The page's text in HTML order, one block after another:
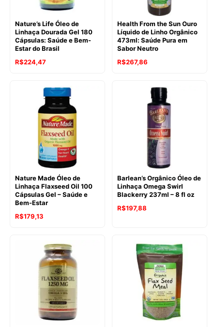
Nature’s Life Óleo de
Linhaça Dourada Gel 180
Cápsulas: Saúde e Bem-
Estar do Brasil
R$224,47
Health From the Sun Ouro
Líquido de Linho Orgânico
473ml: Saúde Pura em
Sabor Neutro
R$267,86
Nature Made Óleo de
Linhaça Flaxseed Oil 100
Cápsulas Gel – Saúde e
Bem-Estar
R$179,13
Barlean’s Orgânico Óleo de
Linhaça Omega Swirl
Blackerry 237ml – 8 fl oz
R$197,88